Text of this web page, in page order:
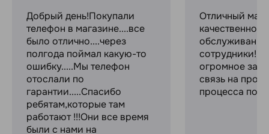
Добрый день!Покупали
телефон в магазине....все
было отлично....через
полгода поймал какую-то
ошибку.....Мы телефон
отослали по
гарантии.....Спасибо
ребятам,которые там
работают !!!Они все время
были с нами на
Отличный
качественное
сотрудники!
огромное за
связь на
процесса